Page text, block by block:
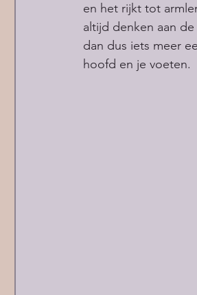
en het rijkt tot
altijd denken aan
dan dus iets meer
hoofd en je voeten.